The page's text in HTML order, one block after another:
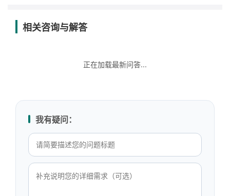
相关咨询与解答
正在加载最新问答...
我有疑问：